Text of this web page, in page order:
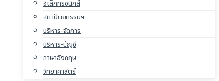
อิเล็กทรอนิกส์
สถาปัตยกรรมฯ
บริหาร-จัดการ
บริหาร-บัญชี
ภาษาอังกฤษ
วิทยาศาสตร์